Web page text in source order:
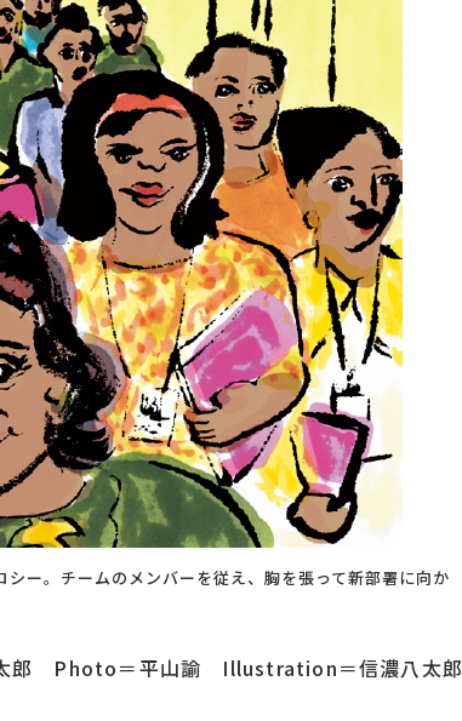
ー。チームのメンバーを従え、胸を張って新部署に向か
郎 Photo＝平山諭 Illustration＝信濃八太郎